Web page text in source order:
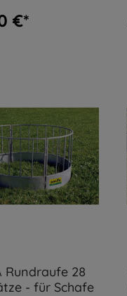
€*
Rundraufe 28
- für Schafe